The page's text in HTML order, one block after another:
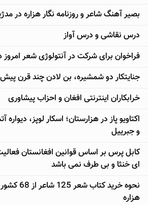
بصیر آهنگ شاعر و روزنامه نگار هزاره در
درس نقاشی و درس آواز
فراخوان برای شرکت در آنتولوژی شعر امروز
جنایتکار دو شمشیره، بن لادن چند قرن
خرابکاران اینترنتی افغان و احزاب پیشاوری
اکتاویو پاز در هزارستان؛ اسکار لوپز،
و جبرییل
کابل پرس بر اساس قوانین افغانستان
ای خنثا و بی طرف نمی باشد
نحوه خرید
هزاره